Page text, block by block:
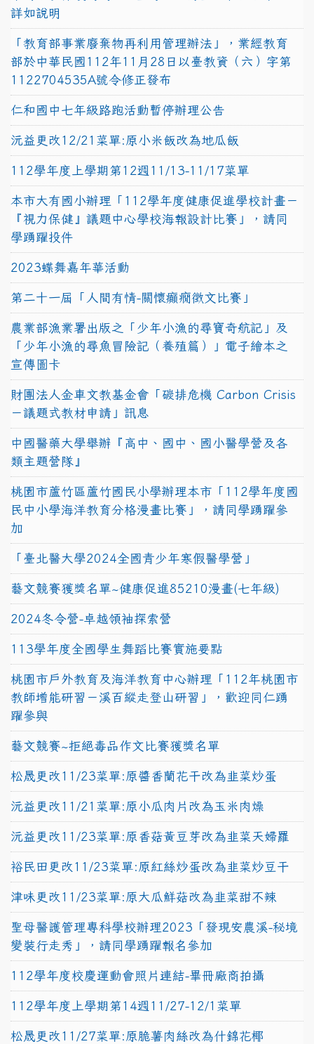
詳如說明
「教育部事業廢棄物再利用管理辦法」，業經教育
部於中華民國112年11月28日以臺教資（六）字第
1122704535A號令修正發布
仁和國中七年級路跑活動暫停辦理公告
沅益更改12/21菜單:原小米飯改為地瓜飯
112學年度上學期第12週11/13-11/17菜單
本市大有國小辦理「112學年度健康促進學校計畫－
『視力保健』議題中心學校海報設計比賽」，請同
學踴躍投件
2023蝶舞嘉年華活動
第二十一屆「人間有情-關懷癲癇徵文比賽」
農業部漁業署出版之「少年小漁的尋寶奇航記」及
「少年小漁的尋魚冒險記（養殖篇）」電子繪本之
宣傳圖卡
財團法人金車文教基金會「碳排危機 Carbon Crisis
－議題式教材申請」訊息
中國醫藥大學舉辦『高中、國中、國小醫學營及各
類主題營隊』
桃園市蘆竹區蘆竹國民小學辦理本市「112學年度國
民中小學海洋教育分格漫畫比賽」，請同學踴躍參
加
「臺北醫大學2024全國青少年寒假醫學營」
藝文競賽獲獎名單~健康促進85210漫畫(七年級)
2024冬令營-卓越領袖探索營
113學年度全國學生舞蹈比賽實施要點
桃園市戶外教育及海洋教育中心辦理「112年桃園市
教師增能研習－溪百縱走登山研習」，歡迎同仁踴
躍參與
藝文競賽~拒絕毒品作文比賽獲獎名單
松晟更改11/23菜單:原醬香蘭花干改為韭菜炒蛋
沅益更改11/21菜單:原小瓜肉片改為玉米肉燥
沅益更改11/23菜單:原香菇黃豆芽改為韭菜天婦羅
裕民田更改11/23菜單:原紅絲炒蛋改為韭菜炒豆干
津味更改11/23菜單:原大瓜鮮菇改為韭菜甜不辣
聖母醫護管理專科學校辦理2023「發現安農溪-秘境
變裝行走秀」，請同學踴躍報名參加
112學年度校慶運動會照片連結-畢冊廠商拍攝
112學年度上學期第14週11/27-12/1菜單
松晟更改11/27菜單:原脆薯肉絲改為什錦花椰